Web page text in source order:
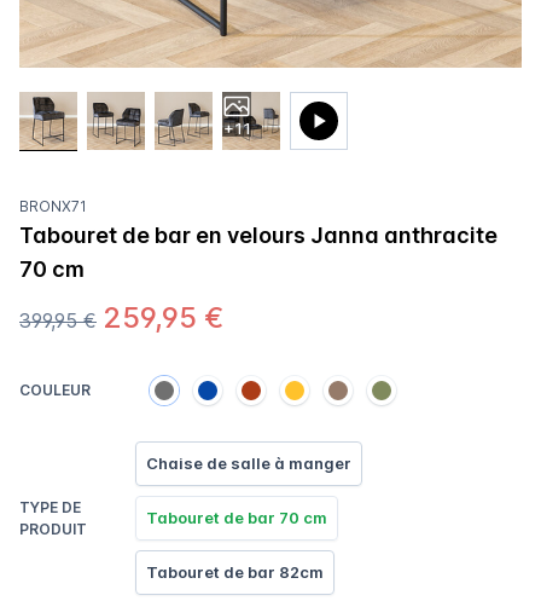
+11
BRONX71
Tabouret de bar en velours Janna anthracite
70 cm
399,95 € 259,95 €
COULEUR
TYPE DE
PRODUIT
Chaise de salle à manger
Tabouret de bar 70 cm
Tabouret de bar 82cm